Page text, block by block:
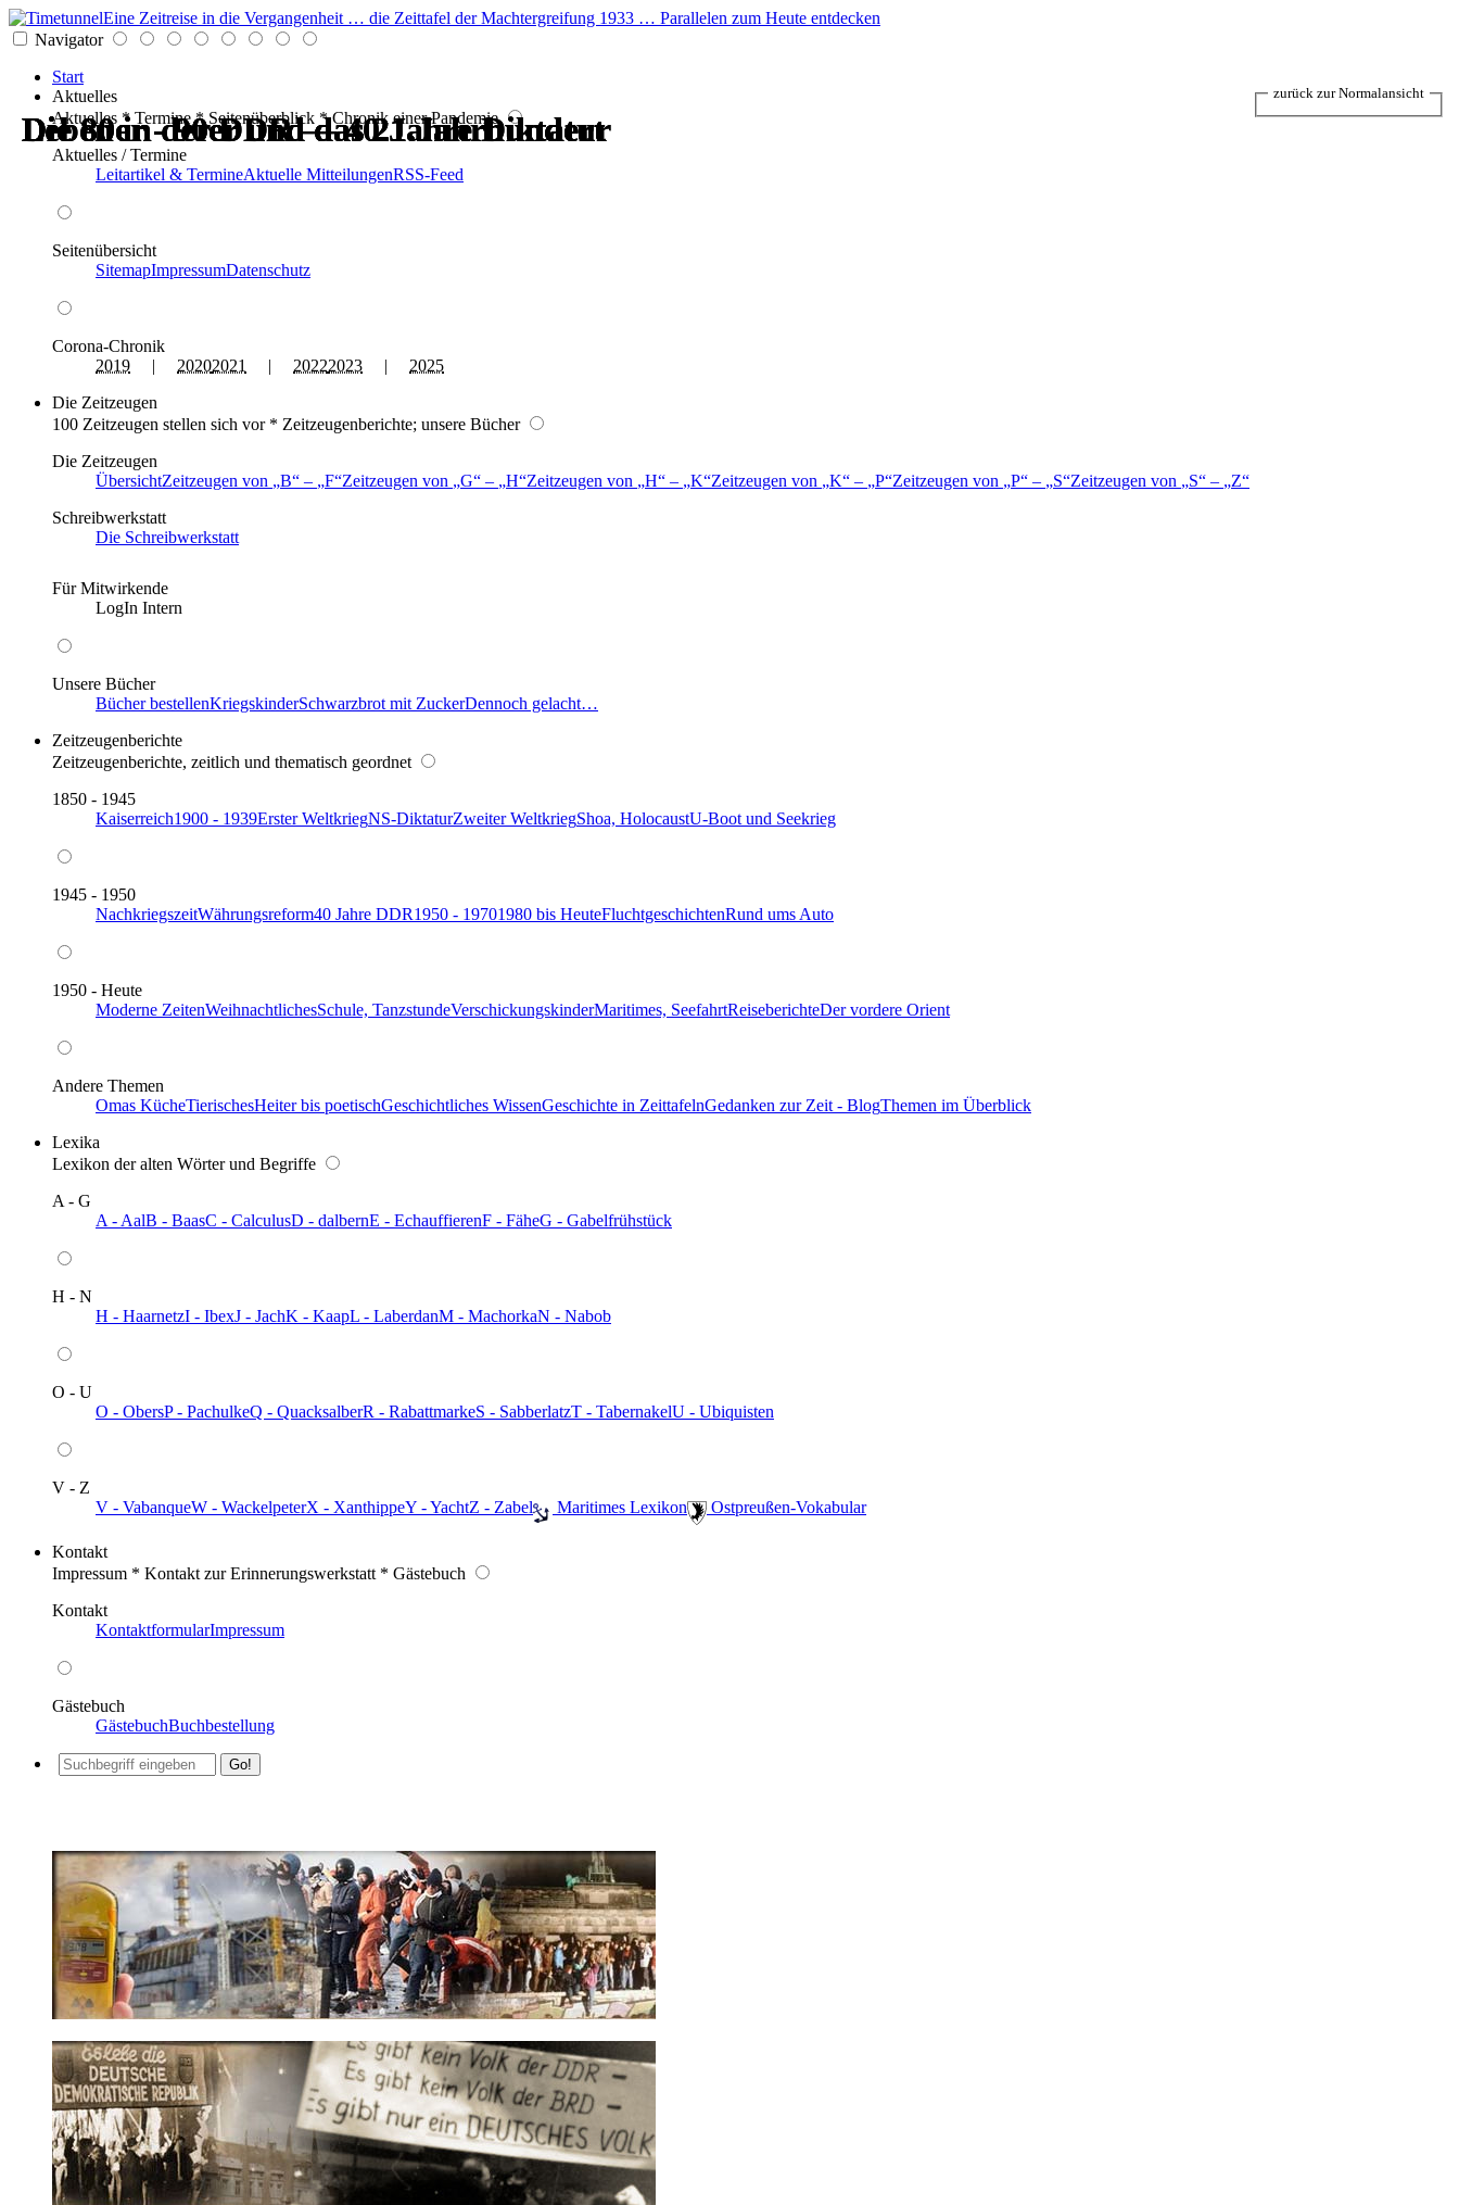
Eine Zeitreise in die Vergangenheit … die Zeittafel der Machtergreifung 1933 … Parallelen zum Heute entdecken
Navigator
Start
Aktuelles
Aktuelles * Termine * Seitenüberblick * Chronik einer Pandemie
Aktuelles / Termine
Leitartikel & TermineAktuelle MitteilungenRSS-Feed
Seitenübersicht
SitemapImpressumDatenschutz
Corona-Chronik
2019 | 20202021 | 20222023 | 2025
Die Zeitzeugen
100 Zeitzeugen stellen sich vor * Zeitzeugenberichte; unsere Bücher
Die Zeitzeugen
ÜbersichtZeitzeugen von B – F Zeitzeugen von G – H Zeitzeugen von H – K Zeitzeugen von K – P Zeitzeugen von P – S Zeitzeugen von S –
Z
Schreibwerkstatt
Die Schreibwerkstatt
Für Mitwirkende
LogIn Intern
Unsere Bücher
Bücher bestellenKriegskinderSchwarzbrot mit ZuckerDennoch gelacht…
Zeitzeugenberichte
Zeitzeugenberichte, zeitlich und thematisch geordnet
1850 - 1945
Kaiserreich1900 - 1939Erster WeltkriegNS-DiktaturZweiter WeltkriegShoa, HolocaustU-Boot und Seekrieg
1945 - 1950
NachkriegszeitWährungsreform40 Jahre DDR1950 - 19701980 bis HeuteFluchtgeschichtenRund ums Auto
1950 - Heute
Moderne ZeitenWeihnachtlichesSchule, TanzstundeVerschickungskinderMaritimes, SeefahrtReiseberichteDer vordere Orient
Andere Themen
Omas KücheTierischesHeiter bis poetischGeschichtliches WissenGeschichte in ZeittafelnGedanken zur Zeit - BlogThemen im Überblick
Lexika
Lexikon der alten Wörter und Begriffe
A - G
A - AalB - BaasC - CalculusD - dalbernE - EchauffierenF - FäheG - Gabelfrühstück
H - N
H - HaarnetzI - IbexJ - JachK - KaapL - LaberdanM - MachorkaN - Nabob
O - U
O - ObersP - PachulkeQ - QuacksalberR - RabattmarkeS - SabberlatzT - TabernakelU - Ubiquisten
V - Z
V - VabanqueW - WackelpeterX - XanthippeY - YachtZ - Zabel ️ Maritimes Lexikon ️ Ostpreußen-Vokabular
Kontakt
Impressum * Kontakt zur Erinnerungswerkstatt * Gästebuch
Kontakt
KontaktformularImpressum
Gästebuch
GästebuchBuchbestellung
Die 80er - 90er und das 21.Jahrhundert
Leben in der DDR — 40 Jahre Diktatur
Die 80er - 90er und das 21.Jahrhundert
Die 80er - 90er und das 21.Jahrhundert
Leben in der DDR — 40 Jahre Diktatur
Die 80er - 90er und das 21.Jahrhundert
zurück zur Normalansicht